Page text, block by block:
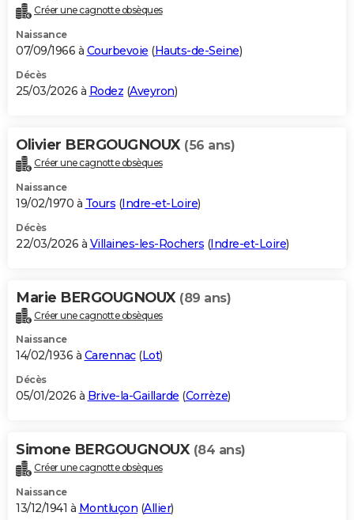
Bricolage
Lifestyle
Culture
Sport
Auto
Television
Voyage
CinemaCréer une cagnotte obsèques
Naissance
07/09/1966 à Courbevoie (Hauts-de-Seine)
Décès
25/03/2026 à Rodez (Aveyron)
Olivier BERGOUGNOUX (56 ans)
Créer une cagnotte obsèques
Naissance
19/02/1970 à Tours (Indre-et-Loire)
Décès
22/03/2026 à Villaines-les-Rochers (Indre-et-Loire)
Marie BERGOUGNOUX (89 ans)
Créer une cagnotte obsèques
Naissance
14/02/1936 à Carennac(Lot)
Décès
05/01/2026 à Brive-la-Gaillarde (Corrèze)
Simone BERGOUGNOUX (84 ans)
Créer une cagnotte obsèques
Naissance
13/12/1941 à Montluçon (Allier)